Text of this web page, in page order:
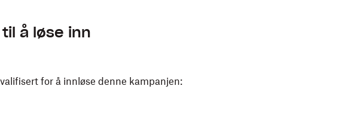
å løse inn
for å innløse denne kampanjen: